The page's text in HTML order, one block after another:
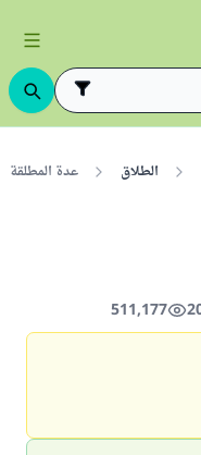
الطلاق عدة المطلقة
511,177